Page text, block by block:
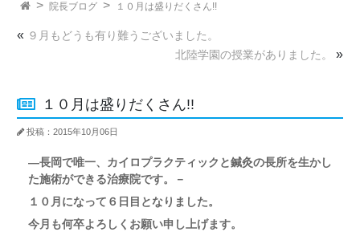
院長ブログ １０月は盛りだくさん!!
« ９月もどうも有り難うございました。
北陸学園の授業がありました。
»
１０月は盛りだくさん!!
投稿：2015年10月06日
―長岡で唯一、カイロプラクティックと鍼灸の長所を生かし
た施術ができる治療院です。－
１０月になって６日目となりました。
今月も何卒よろしくお願い申し上げます。